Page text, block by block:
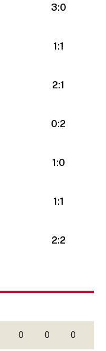
3:0
1:1
2:1
0:2
1:0
1:1
2:2
0 0 0